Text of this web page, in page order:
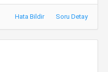
Hata Bildir Soru Detay